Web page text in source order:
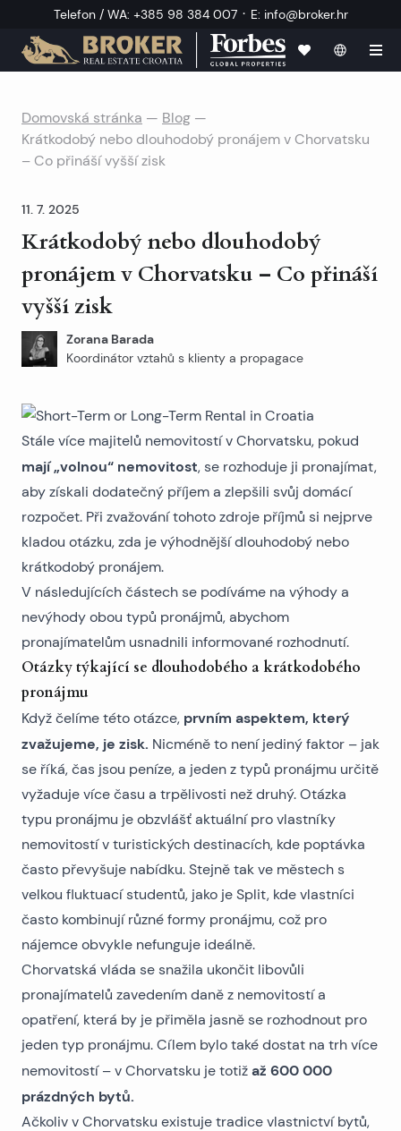
Telefon / WA: +385 98 384 007 · E: info@broker.hr
Domovská stránka — Blog —
Krátkodobý nebo dlouhodobý pronájem v Chorvatsku
– Co přináší vyšší zisk
11. 7. 2025
Krátkodobý nebo dlouhodobý
pronájem v Chorvatsku – Co přináší
vyšší zisk
Zorana Barada
Koordinátor vztahů s klienty a propagace
Stále více majitelů nemovitostí v Chorvatsku, pokud
mají „volnou“ nemovitost, se rozhoduje ji pronajímat,
aby získali dodatečný příjem a zlepšili svůj domácí
rozpočet. Při zvažování tohoto zdroje příjmů si nejprve
kladou otázku, zda je výhodnější dlouhodobý nebo
krátkodobý pronájem.
V následujících částech se podíváme na výhody a
nevýhody obou typů pronájmů, abychom
pronajímatelům usnadnili informované rozhodnutí.
Otázky týkající se dlouhodobého a krátkodobého
pronájmu
Když čelíme této otázce, prvním aspektem, který
zvažujeme, je zisk. Nicméně to není jediný faktor – jak
se říká, čas jsou peníze, a jeden z typů pronájmu určitě
vyžaduje více času a trpělivosti než druhý. Otázka
typu pronájmu je obzvlášť aktuální pro vlastníky
nemovitostí v turistických destinacích, kde poptávka
často převyšuje nabídku. Stejně tak ve městech s
velkou fluktuací studentů, jako je Split, kde vlastníci
často kombinují různé formy pronájmu, což pro
nájemce obvykle nefunguje ideálně.
Chorvatská vláda se snažila ukončit libovůli
pronajímatelů zavedením daně z nemovitostí a
opatření, která by je přiměla jasně se rozhodnout pro
jeden typ pronájmu. Cílem bylo také dostat na trh více
nemovitostí – v Chorvatsku je totiž až 600 000
prázdných bytů.
Ačkoliv v Chorvatsku existuje tradice vlastnictví bytů,